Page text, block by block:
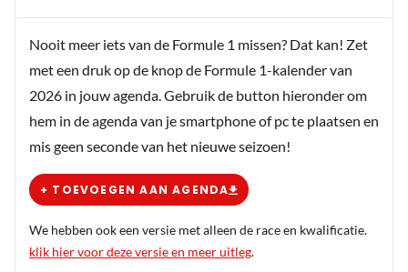
Nooit meer iets van de Formule 1 missen? Dat kan! Zet
met een druk op de knop de Formule 1-kalender van
2026 in jouw agenda. Gebruik de button hieronder om
hem in de agenda van je smartphone of pc te plaatsen en
mis geen seconde van het nieuwe seizoen!
+ TOEVOEGEN AAN AGENDA
We hebben ook een versie met alleen de race en kwalificatie.
klik hier voor deze versie en meer uitleg.